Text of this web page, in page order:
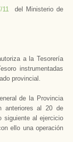
11
del Ministerio de
a la Tesorería
instrumentadas
provincial.
de la Provincia
anteriores al 20 de
siguiente al ejercicio
ello una operación